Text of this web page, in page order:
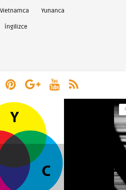
Vietnamca Yunanca
İngilizce